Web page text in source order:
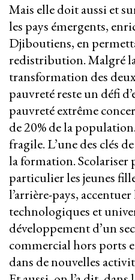
Mais elle doit aussi et
les pays émergents,
Djiboutiens, en
redistribution. Malgré
transformation des
pauvreté reste un défi
pauvreté extrême
de 20% de la
fragile. L’une des clés
la formation. Scolariser
particulier les jeunes
l’arrière-pays,
technologiques et
développement d’un
commercial hors ports
dans de nouvelles